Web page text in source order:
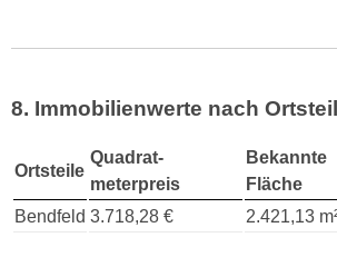
8. Immobilienwerte nach
Ortsteile
Quadrat-
meterpreis
Bekannte
Fläche
Bendfeld 3.718,28 € 2.421,13